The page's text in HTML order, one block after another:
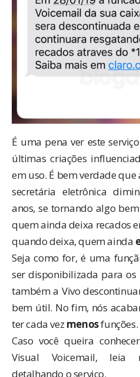
É uma pena ver este
últimas criações
em uso. É bem verdade
secretária eletrônica
anos, se tornando algo
quem ainda deixa recados
quando deixa, quem ainda
Seja como for, é uma
ser disponibilizada para os
também a Vivo
bem útil. No fim, nós
ter cada vez menosfunções.
Caso você queira
Visual Voicemail, leia
detalhando o serviço.